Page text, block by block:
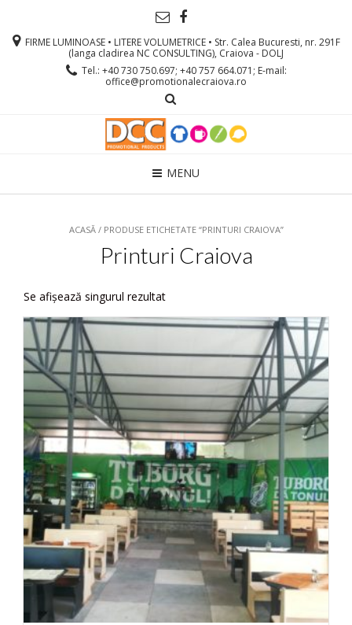
FIRME LUMINOASE • LITERE VOLUMETRICE • Str. Calea Bucuresti, nr. 291F
(langa cladirea NC CONSULTING), Craiova - DOLJ
Tel.: +40 730 750.697; +40 757 664.071; E-mail:
office@promotionalecraiova.ro
MENU
ACASĂ/ PRODUSE ETICHETATE “PRINTURI CRAIOVA”
Printuri Craiova
Se afișează singurul rezultat